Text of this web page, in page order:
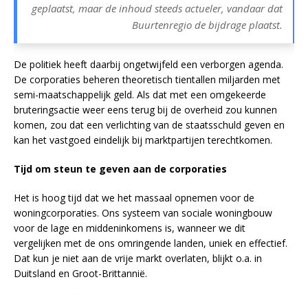
geplaatst, maar de inhoud steeds actueler, vandaar dat
Buurtenregio de bijdrage plaatst.
De politiek heeft daarbij ongetwijfeld een verborgen agenda.
De corporaties beheren theoretisch tientallen miljarden met
semi-maatschappelijk geld. Als dat met een omgekeerde
bruteringsactie weer eens terug bij de overheid zou kunnen
komen, zou dat een verlichting van de staatsschuld geven en
kan het vastgoed eindelijk bij marktpartijen terechtkomen.
Tijd om steun te geven aan de corporaties
Het is hoog tijd dat we het massaal opnemen voor de
woningcorporaties. Ons systeem van sociale woningbouw
voor de lage en middeninkomens is, wanneer we dit
vergelijken met de ons omringende landen, uniek en effectief.
Dat kun je niet aan de vrije markt overlaten, blijkt o.a. in
Duitsland en Groot-Brittannië.